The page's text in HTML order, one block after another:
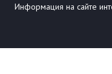
Информация на сайте